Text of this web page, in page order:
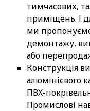
тимчасових,
приміщень. І
ми пропонуємо
демонтажу,
або
Конструкція
алюмінієвого
ПВХ-
Промислові